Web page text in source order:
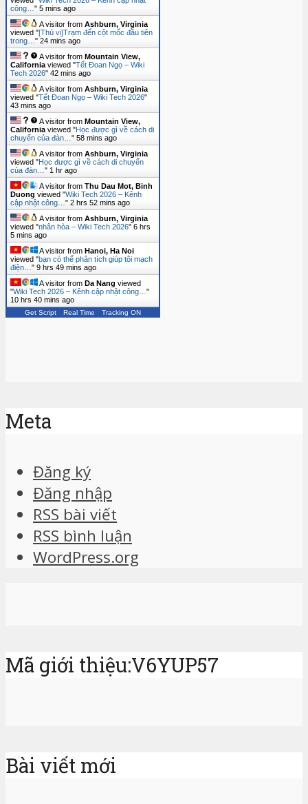
công… " 5 mins ago
A visitor from Ashburn, Virginia
viewed "[Thú vị]Trạm đến cột mốc đầu tiên
trong… " 24 mins ago
A visitor from Mountain View,
California viewed "Tết Đoan Ngọ – Wiki
Tech 2026" 42 mins ago
A visitor from Ashburn, Virginia
viewed "Tết Đoan Ngọ – Wiki Tech 2026"
43 mins ago
A visitor from Mountain View,
California viewed "Học được gì về cách di
chuyển của đàn… " 58 mins ago
A visitor from Ashburn, Virginia
viewed "Học được gì về cách di chuyển
của đàn… " 1 hr ago
A visitor from Thu Dau Mot, Binh
Duong viewed "Wiki Tech 2026 – Kênh
cập nhật công… " 2 hrs 52 mins ago
A visitor from Ashburn, Virginia
viewed "nhân hòa – Wiki Tech 2026" 6 hrs
5 mins ago
A visitor from Hanoi, Ha Noi
viewed "bạn có thể phân tích giúp tôi mạch
điện… " 9 hrs 49 mins ago
A visitor from Da Nang viewed
"Wiki Tech 2026 – Kênh cập nhật công… "
10 hrs 40 mins ago
Get Script Real Time Tracking ON
Meta
Đăng ký
Đăng nhập
RSS bài viết
RSS bình luận
WordPress.org
Mã giới thiệu:V6YUP57
Bài viết mới